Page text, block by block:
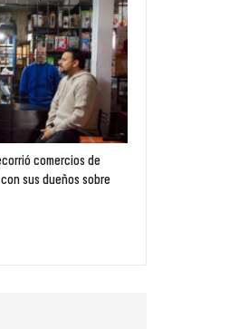
comercios de
sus dueños sobre